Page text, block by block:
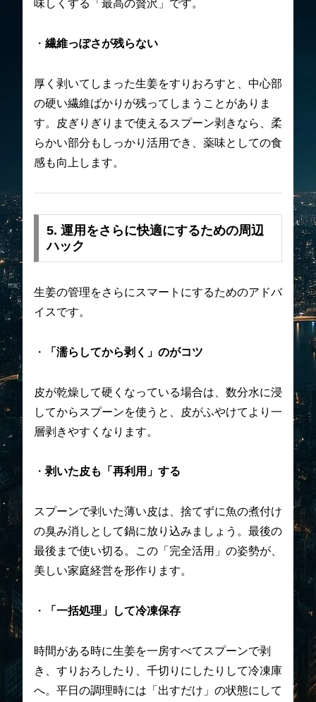
味しくする「最高の贅沢」です。
・ 繊維っぽさが残らない
厚く剥いてしまった生姜をすりおろすと、中心部
の硬い繊維ばかりが残ってしまうことがありま
す。皮ぎりぎりまで使えるスプーン剥きなら、柔
らかい部分もしっかり活用でき、薬味としての食
感も向上します。
5. 運用をさらに快適にするための周辺
ハック
生姜の管理をさらにスマートにするためのアドバ
イスです。
・ 「濡らしてから剥く」のがコツ
皮が乾燥して硬くなっている場合は、数分水に浸
してからスプーンを使うと、皮がふやけてより一
層剥きやすくなります。
・ 剥いた皮も「再利用」する
スプーンで剥いた薄い皮は、捨てずに魚の煮付け
の臭み消しとして鍋に放り込みましょう。最後の
最後まで使い切る。この「完全活用」の姿勢が、
美しい家庭経営を形作ります。
・ 「一括処理」して冷凍保存
時間がある時に生姜を一房すべてスプーンで剥
き、すりおろしたり、千切りにしたりして冷凍庫
へ。平日の調理時には「出すだけ」の状態にして